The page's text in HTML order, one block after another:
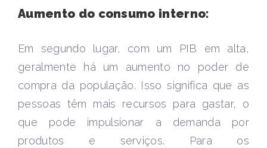
Aumento do consumo interno:
Em segundo lugar, com um PIB em alta,
geralmente há um aumento no poder de
compra da população. Isso significa que as
pessoas têm mais recursos para gastar, o
que pode impulsionar a demanda por
produtos e serviços. Para os